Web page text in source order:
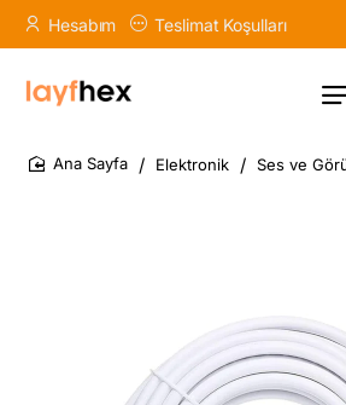
Hesabım Teslimat Koşulları
Elektronik Ses ve